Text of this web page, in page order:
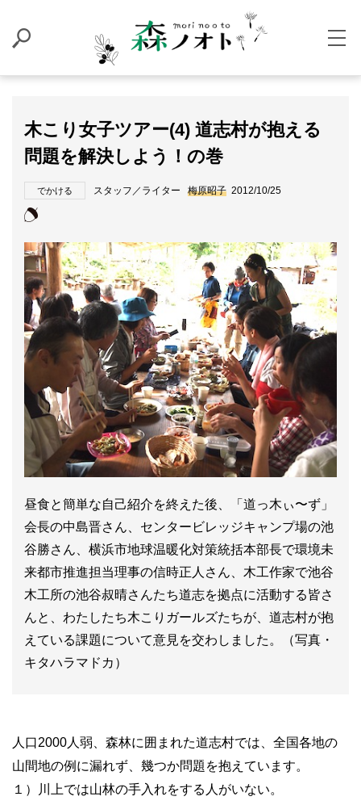
木こり女子ツアー(4) 道志村が抱える
問題を解決しよう！の巻
でかける スタッフ／ライター 梅原昭子 2012/10/25
昼食と簡単な自己紹介を終えた後、「道っ木ぃ〜ず」
会長の中島晋さん、センタービレッジキャンプ場の池
谷勝さん、横浜市地球温暖化対策統括本部長で環境未
来都市推進担当理事の信時正人さん、木工作家で池谷
木工所の池谷叔晴さんたち道志を拠点に活動する皆さ
んと、わたしたち木こりガールズたちが、道志村が抱
えている課題について意見を交わしました。（写真・
キタハラマドカ）
人口2000人弱、森林に囲まれた道志村では、全国各地の
山間地の例に漏れず、幾つか問題を抱えています。
１）川上では山林の手入れをする人がいない。